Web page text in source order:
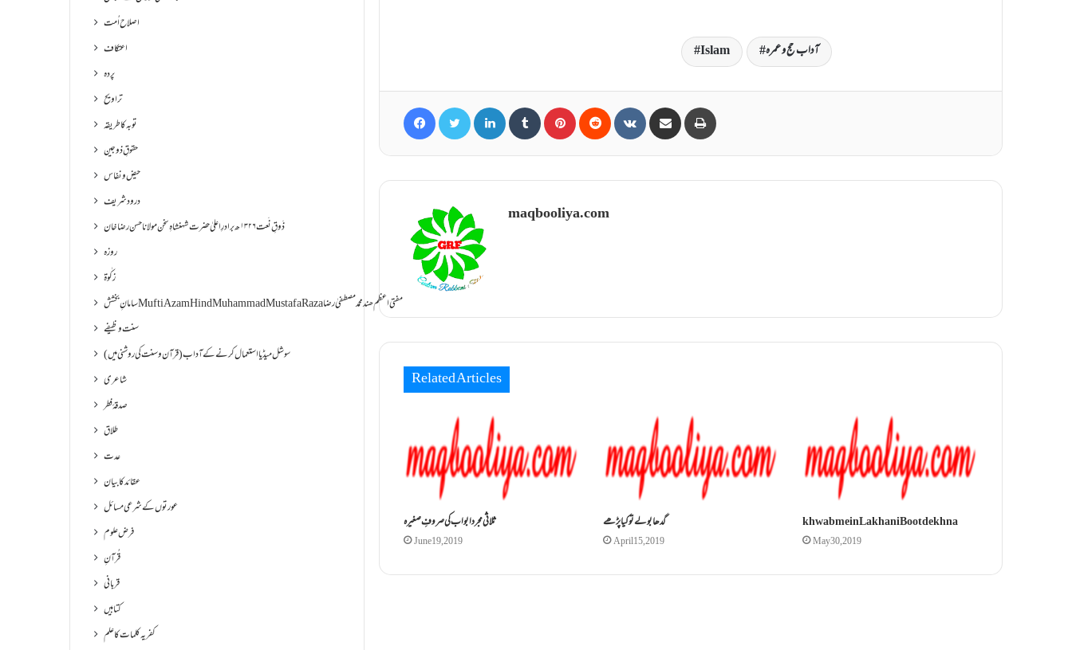
Islam آداب حج و عمرہ
maqbooliya.com
Related Articles
ثلاثی مجرد ابواب کی صروفِ صغیرہ
June 19, 2019
گدھا بولے تو کیا پڑھے
April 15, 2019
khwab mein Lakhani Boot dekhna
May 30, 2019
اصلاح اُمت
اعتکاف
پردہ
تراویح
توبہ کا طریقہ
حقوقِ ذوجین
حیض و نفاس
درود شریف
ذَوقِ نَعت ۱۳۲۶ھ برادرِ اعلیٰ حضرت شہنشاہِ سخن مولانا حسن رضا خان
روزہ
زکٰوۃ
سامانِ بخشش Mufti Azam Hind Muhammad Mustafa Raza مفتی اعظم ھند محمد مصطفیٰ رضا
سنت وظیفے
سوشل میڈیا استعمال کرنے کے آداب (قرآن و سنت کی روشنی میں)
شاعری
صدقۂ فطر
طلاق
عدت
عقائد کا بیان
عورتوں کے شرعی مسائل
فرض علوم
قُرآنِ
قربانی
کتابیں
کفریہ کلمات کا علم